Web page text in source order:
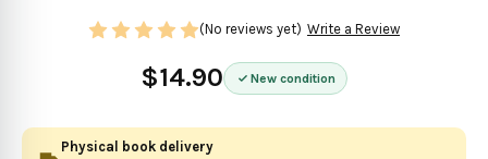
$14.90 New condition
(No reviews yet) Write a Review
Physical book delivery